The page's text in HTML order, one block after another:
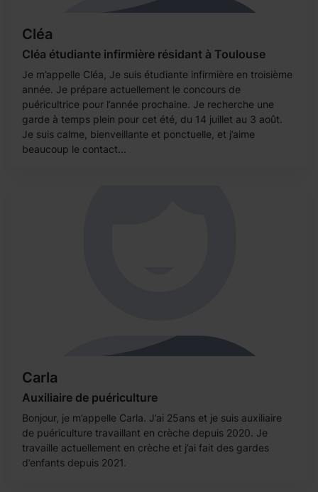
Cléa
Cléa étudiante infirmière résidant à Toulouse
Je m’appelle Cléa, Je suis étudiante infirmière en troisième
année. Je prépare actuellement le concours de
puéricultrice pour l’année prochaine. Je recherche une
garde à temps plein pour cet été, du 14 juillet au 3 août.
Je suis calme, bienveillante et ponctuelle, et j’aime
beaucoup le contact...
Carla
Auxiliaire de puériculture
Bonjour, je m’appelle Carla. J’ai 25ans et je suis auxiliaire
de puériculture travaillant en crèche depuis 2020. Je
travaille actuellement en crèche et j’ai fait des gardes
d’enfants depuis 2021.